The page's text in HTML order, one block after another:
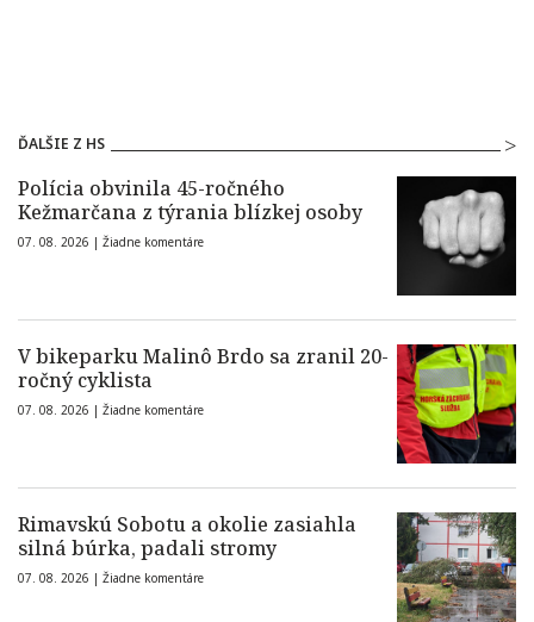
ĎALŠIE Z HS
Polícia obvinila 45-ročného
Kežmarčana z týrania blízkej osoby
07. 08. 2026 | Žiadne komentáre
V bikeparku Malinô Brdo sa zranil 20-
ročný cyklista
07. 08. 2026 | Žiadne komentáre
Rimavskú Sobotu a okolie zasiahla
silná búrka, padali stromy
07. 08. 2026 | Žiadne komentáre